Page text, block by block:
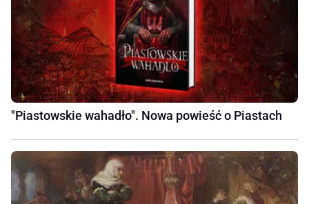
"Piastowskie wahadło". Nowa powieść o Piastach